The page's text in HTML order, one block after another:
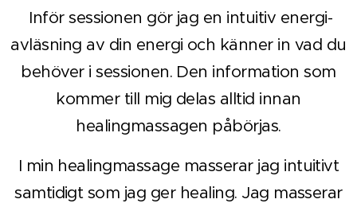
Inför sessionen gör jag en intuitiv energi-
avläsning av din energi och känner in vad du
behöver i sessionen. Den information som
kommer till mig delas alltid innan
healingmassagen påbörjas.
I min healingmassage masserar jag intuitivt
samtidigt som jag ger healing. Jag masserar